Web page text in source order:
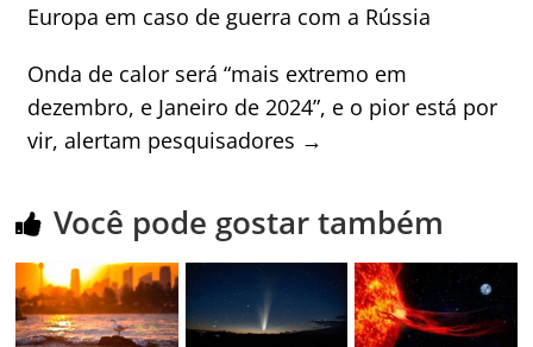
Europa em caso de guerra com a Rússia
Onda de calor será “mais extremo em
dezembro, e Janeiro de 2024”, e o pior está por
vir, alertam pesquisadores →
Você pode gostar também